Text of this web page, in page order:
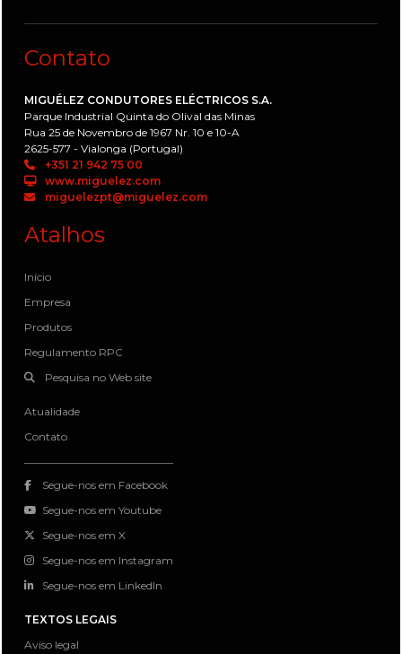
Contato
MIGUÉLEZ CONDUTORES ELÉCTRICOS S.A.
Parque Industrial Quinta do Olival das Minas
Rua 25 de Novembro de 1967 Nr. 10 e 10-A
2625-577 - Vialonga (Portugal)
+351 21 942 75 00
www.miguelez.com
miguelezpt@miguelez.com
Atalhos
Início
Empresa
Produtos
Regulamento RPC
Pesquisa no Web site
Atualidade
Contato
Segue-nos em Facebook
Segue-nos em Youtube
Segue-nos em X
Segue-nos em Instagram
Segue-nos em LinkedIn
TEXTOS LEGAIS
Aviso legal